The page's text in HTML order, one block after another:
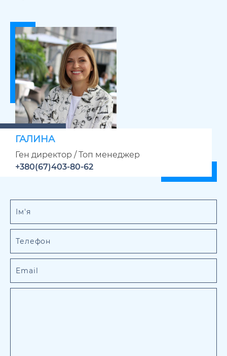
ГАЛИНА
Ген директор / Топ менеджер
+380(67)403-80-62